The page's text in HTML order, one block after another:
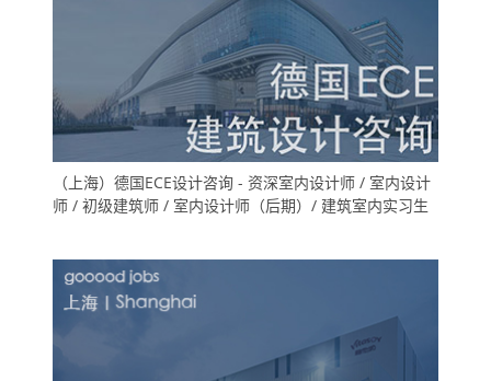
（上海）德国ECE设计咨询 - 资深室内设计师 / 室内设计
师 / 初级建筑师 / 室内设计师（后期）/ 建筑室内实习生